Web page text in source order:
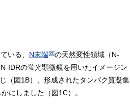
いる、 N末端[8]の天然変性領域（N-
IDRの蛍光顕微鏡を用いたイメージン
（図1B）、形成されたタンパク質凝集
にしました（図1C）。